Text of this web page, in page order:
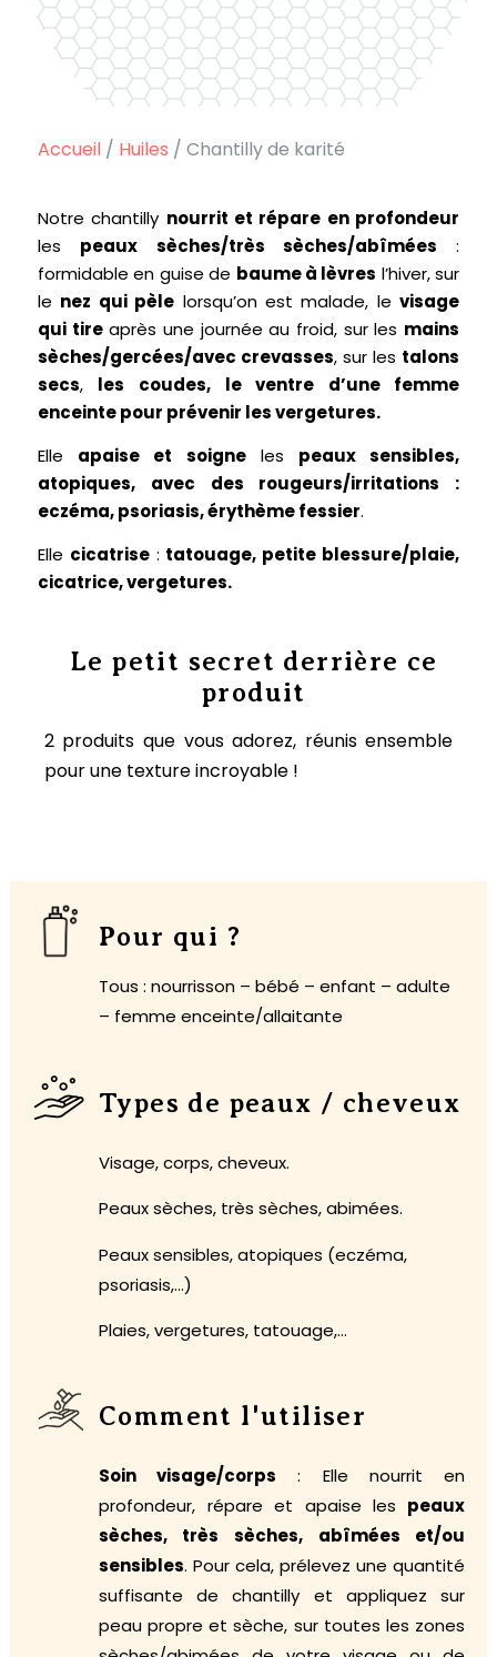
Accueil/ Huiles / Chantilly de karité
Notre chantilly nourrit et répare en profondeur
les peaux sèches/très sèches/abîmées :
formidable en guise de baume à lèvres l’hiver, sur
le nez qui pèle lorsqu’on est malade, levisage
qui tireaprès une journée au froid, sur les mains
sèches/gercées/avec crevasses, sur les talons
secs, les coudes, le ventre d’une femme
enceinte pour prévenir les vergetures.
Elle apaise et soigneles peaux sensibles,
atopiques, avec des rougeurs/irritations :
eczéma, psoriasis, érythème fessier.
Elle cicatrise: tatouage, petite blessure/plaie,
cicatrice, vergetures.
Le petit secret derrière ce
produit
2 produits que vous adorez, réunis ensemble
pour une texture incroyable !
Pour qui ?
Tous : nourrisson – bébé – enfant – adulte
– femme enceinte/allaitante
Types de peaux / cheveux
Visage, corps, cheveux.
Peaux sèches, très sèches, abimées.
Peaux sensibles, atopiques (eczéma,
psoriasis,…)
Plaies, vergetures, tatouage,…
Comment l'utiliser
Soin visage/corps : Elle nourrit en
profondeur, répare et apaise les peaux
sèches, très sèches, abîmées et/ou
sensibles. Pour cela, prélevez une quantité
suffisante de chantilly et appliquez sur
peau propre et sèche, sur toutes les zones